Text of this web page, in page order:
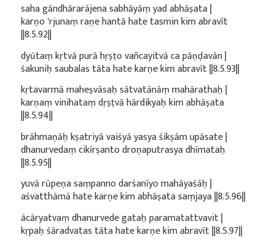
saha gāndhārarājena sabhāyāṃ yad abhāṣata |
karṇo 'rjunaṃ raṇe hantā hate tasmin kim abravīt
||8.5.92||
dyūtaṃ kṛtvā purā hṛṣṭo vañcayitvā ca pāṇḍavān |
śakuniḥ saubalas tāta hate karṇe kim abravīt ||8.5.93||
kṛtavarmā maheṣvāsaḥ sātvatānāṃ mahārathaḥ |
karṇaṃ vinihataṃ dṛṣṭvā hārdikyaḥ kim abhāṣata
||8.5.94||
brāhmaṇāḥ kṣatriyā vaiśyā yasya śikṣām upāsate |
dhanurvedaṃ cikīrṣanto droṇaputrasya dhīmataḥ
||8.5.95||
yuvā rūpeṇa saṃpanno darśanīyo mahāyaśāḥ |
aśvatthāmā hate karṇe kim abhāṣata saṃjaya ||8.5.96||
ācāryatvaṃ dhanurvede gataḥ paramatattvavit |
kṛpaḥ śāradvatas tāta hate karṇe kim abravīt ||8.5.97||